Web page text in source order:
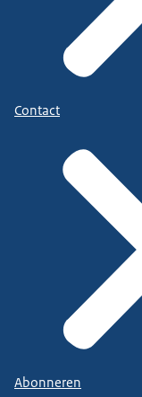
Contact
Abonneren